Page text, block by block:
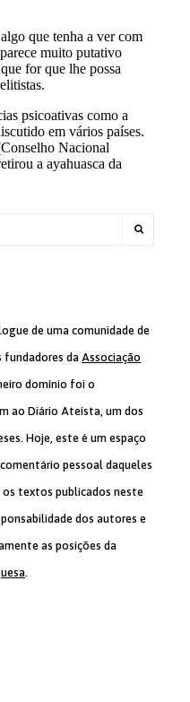
de uma comunidade de
fundadores da Associação
domínio foi o
ao Diário Ateísta, um dos
Hoje, este é um espaço
pessoal daqueles
os textos publicados neste
dos autores e
as posições da
.